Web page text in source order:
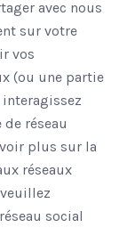
avec nous
sur votre
vos
(ou une partie
réseau
plus sur la
réseaux
social